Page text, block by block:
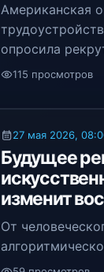
Американская
опросила
85% вакансий
связи и
никогда не
доступе. Это не
115 просмотров
27 мая 2026,
Будущее
изменит
От